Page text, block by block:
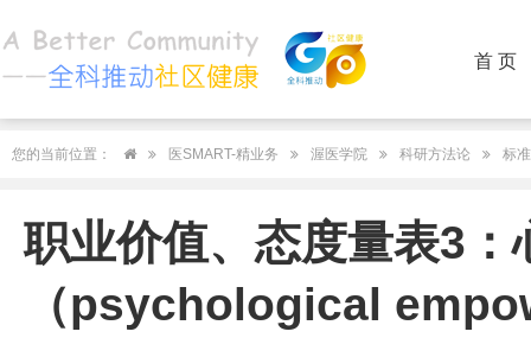
首 页
您的当前位置： 医SMART-精业务 渥医学院 科研方法论 标
职业价值、态度量表3：
（psychological